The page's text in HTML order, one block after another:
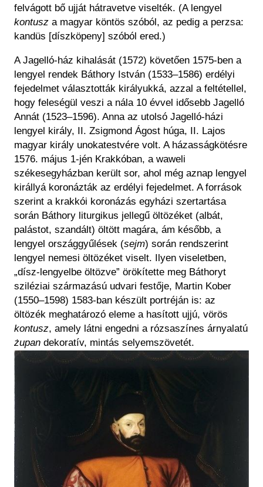
felvágott bő ujját hátravetve viselték. (A lengyel
kontusz a magyar köntös szóból, az pedig a perzsa:
kandüs [díszköpeny] szóból ered.)
A Jagelló-ház kihalását (1572) követően 1575-ben a
lengyel rendek Báthory István (1533–1586) erdélyi
fejedelmet választották királyukká, azzal a feltétellel,
hogy feleségül veszi a nála 10 évvel idősebb Jagelló
Annát (1523–1596). Anna az utolsó Jagelló-házi
lengyel király, II. Zsigmond Ágost húga, II. Lajos
magyar király unokatestvére volt. A házasságkötésre
1576. május 1-jén Krakkóban, a waweli
székesegyházban került sor, ahol még aznap lengyel
királlyá koronázták az erdélyi fejedelmet. A források
szerint a krakkói koronázás egyházi szertartása
során Báthory liturgikus jellegű öltözéket (albát,
palástot, szandált) öltött magára, ám később, a
lengyel országgyűlések (sejm) során rendszerint
lengyel nemesi öltözéket viselt. Ilyen viseletben,
„dísz-lengyelbe öltözve” örökítette meg Báthoryt
sziléziai származású udvari festője, Martin Kober
(1550–1598) 1583-ban készült portréján is: az
öltözék meghatározó eleme a hasított ujjú, vörös
kontusz, amely látni engedni a rózsaszínes árnyalatú
żupan dekoratív, mintás selyemszövetét.
Kép